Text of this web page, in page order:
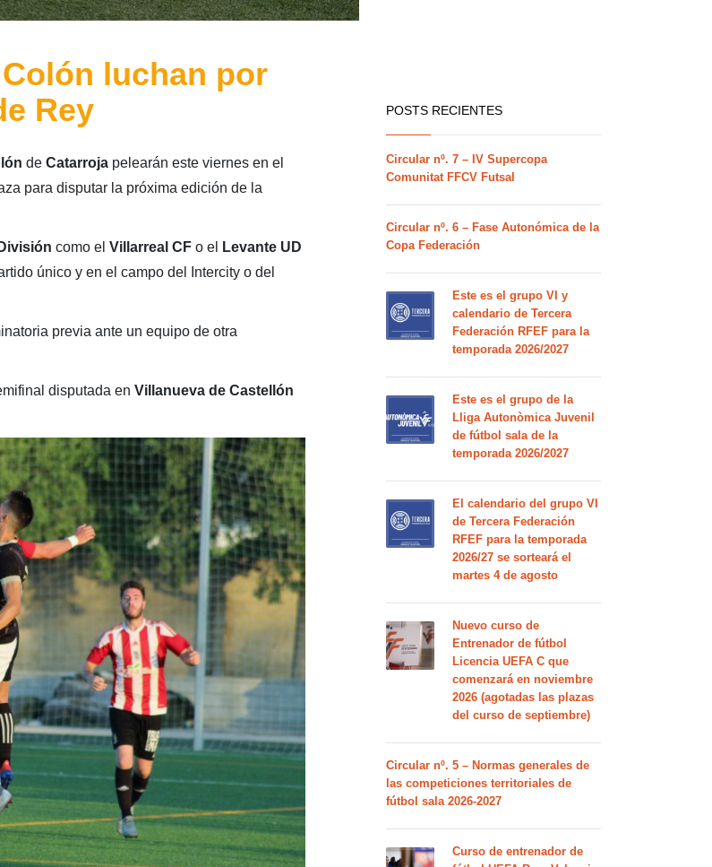
luchan por
Rey
de Catarroja pelearán este viernes en el
para disputar la próxima edición de la
como el Villarreal CFo el
Levante UD
único y en el campo del Intercity o del
previa ante un equipo de otra
disputada en Villanueva de Castellón
POSTS RECIENTES
Circular nº. 7 – IV Supercopa
Comunitat FFCV Futsal
Circular nº. 6 – Fase Autonómica de la
Copa Federación
Este es el grupo VI y
calendario de Tercera
Federación RFEF para la
temporada 2026/2027
Este es el grupo de la
Lliga Autonòmica Juvenil
de fútbol sala de la
temporada 2026/2027
El calendario del grupo VI
de Tercera Federación
RFEF para la temporada
2026/27 se sorteará el
martes 4 de agosto
Nuevo curso de
Entrenador de fútbol
Licencia UEFA C que
comenzará en noviembre
2026 (agotadas las plazas
del curso de septiembre)
Circular nº. 5 – Normas generales de
las competiciones territoriales de
fútbol sala 2026-2027
Curso de entrenador de